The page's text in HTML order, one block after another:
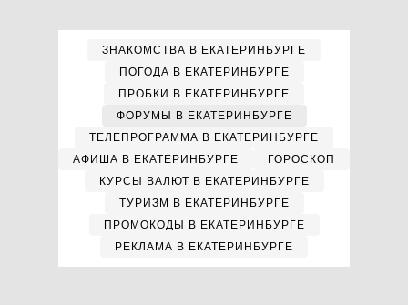
ЗНАКОМСТВА В ЕКАТЕРИНБУРГЕ
ПОГОДА В ЕКАТЕРИНБУРГЕ
ПРОБКИ В ЕКАТЕРИНБУРГЕ
ФОРУМЫ В ЕКАТЕРИНБУРГЕ
ТЕЛЕПРОГРАММА В ЕКАТЕРИНБУРГЕ
АФИША В ЕКАТЕРИНБУРГЕ
ГОРОСКОП
КУРСЫ ВАЛЮТ В ЕКАТЕРИНБУРГЕ
ТУРИЗМ В ЕКАТЕРИНБУРГЕ
ПРОМОКОДЫ В ЕКАТЕРИНБУРГЕ
РЕКЛАМА В ЕКАТЕРИНБУРГЕ